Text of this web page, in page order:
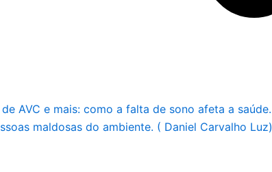
AVC e mais: como a falta de sono afeta a saúde.
maldosas do ambiente. ( Daniel Carvalho Luz)